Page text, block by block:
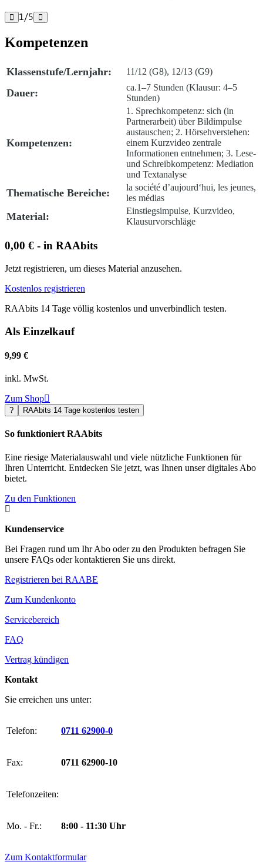
 1/5 
Kompetenzen
Klassenstufe/Lernjahr: 11/12 (G8), 12/13 (G9)
Dauer:
ca.1–7 Stunden (Klausur: 4–5
Stunden)
Kompetenzen:
1. Sprechkompetenz: sich (in
Partnerarbeit) über Bildimpulse
austauschen; 2. Hörsehverstehen:
einem Kurzvideo zentrale
Informationen entnehmen; 3. Lese-
und Schreibkompetenz: Mediation
und Textanalyse
Thematische Bereiche:
la société d’aujourd‘hui, les jeunes,
les médias
Material:
Einstiegsimpulse, Kurzvideo,
Klausurvorschläge
0,00 € - in RAAbits
Jetzt registrieren, um dieses Material anzusehen.
Kostenlos registrieren
RAAbits 14 Tage völlig kostenlos und unverbindlich testen.
Als Einzelkauf
9,99 €
inkl. MwSt.
Zum Shop
? RAAbits 14 Tage kostenlos testen
So funktioniert RAAbits
Eine riesige Materialauswahl und viele nützliche Funktionen für
Ihren Unterricht. Entdecken Sie jetzt, was Ihnen unser digitales Abo
bietet.
Zu den Funktionen

Kundenservice
Bei Fragen rund um Ihr Abo oder zu den Produkten befragen Sie
unsere FAQs oder kontaktieren Sie uns direkt.
Registrieren bei RAABE
Zum Kundenkonto
Servicebereich
FAQ
Vertrag kündigen
Kontakt
Sie erreichen uns unter:
Telefon: 0711 62900-0
Fax: 0711 62900-10
Telefonzeiten:
Mo. - Fr.: 8:00 - 11:30 Uhr
Zum Kontaktformular